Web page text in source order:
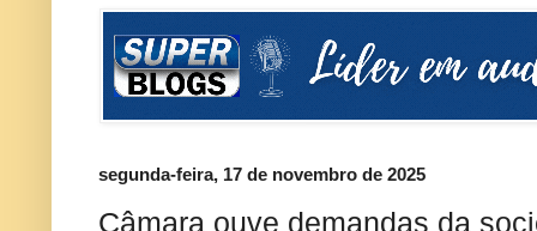
segunda-feira, 17 de novembro de 2025
Câmara ouve demandas da